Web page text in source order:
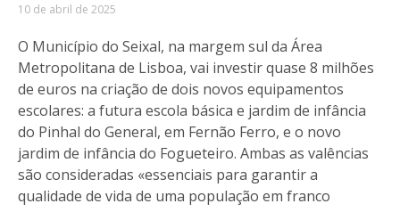
10 de abril de 2025
O Município do Seixal, na margem sul da Área
Metropolitana de Lisboa, vai investir quase 8 milhões
de euros na criação de dois novos equipamentos
escolares: a futura escola básica e jardim de infância
do Pinhal do General, em Fernão Ferro, e o novo
jardim de infância do Fogueteiro. Ambas as valências
são consideradas «essenciais para garantir a
qualidade de vida de uma população em franco